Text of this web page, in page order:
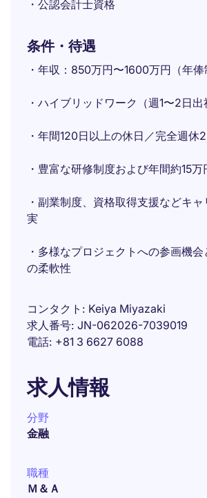
・公認会計士資格
条件・待遇
・年収：850万円〜1600万円（年俸
・ハイブリッドワーク（週1〜2日出
・年間120日以上の休日／完全週休
・豊富な研修制度および年間約15
・副業制度、資格取得支援などキ
実
・多様なプロジェクトへの参画機
の柔軟性
コンタクト
Keiya Miyazaki
求人番号 JN-062026-7039019
電話 +81 3 6627 6088
求人情報
分野
金融
職種
Ｍ＆Ａ